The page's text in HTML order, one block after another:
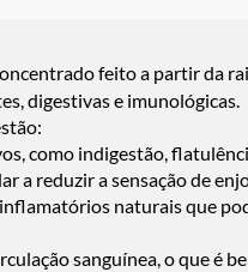
feito a partir da
digestivas e imunológicas.
como indigestão,
a reduzir a sensação de
naturais que
sanguínea, o que é